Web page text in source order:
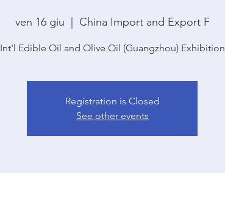
ven 16 giu China Import and Export F
Int'l Edible Oil and Olive Oil (Guangzhou) Exhibition
Registration is Closed
See other events